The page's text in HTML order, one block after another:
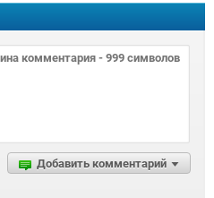
Добавить комментарий